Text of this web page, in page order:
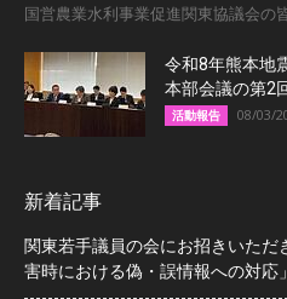
国営農業水利事業促進関東協議会の
令和8年熊本地
本部会議の第2
活動報告 08/03/
新着記事
関東若手議員の会にお招きいただ
害時における偽・誤情報への対応